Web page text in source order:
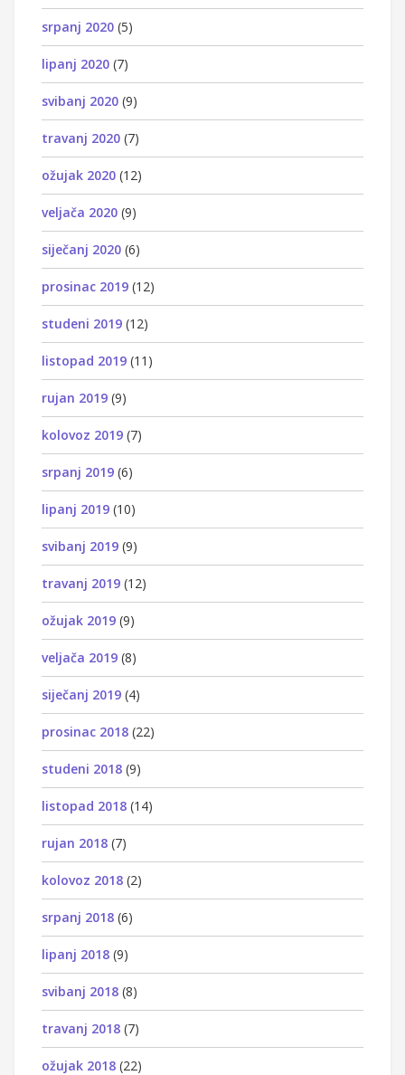
srpanj 2020 (5)
lipanj 2020 (7)
svibanj 2020 (9)
travanj 2020 (7)
ožujak 2020 (12)
veljača 2020 (9)
siječanj 2020 (6)
prosinac 2019 (12)
studeni 2019 (12)
listopad 2019 (11)
rujan 2019 (9)
kolovoz 2019 (7)
srpanj 2019 (6)
lipanj 2019 (10)
svibanj 2019 (9)
travanj 2019 (12)
ožujak 2019 (9)
veljača 2019 (8)
siječanj 2019 (4)
prosinac 2018 (22)
studeni 2018 (9)
listopad 2018 (14)
rujan 2018 (7)
kolovoz 2018 (2)
srpanj 2018 (6)
lipanj 2018 (9)
svibanj 2018 (8)
travanj 2018 (7)
ožujak 2018 (22)